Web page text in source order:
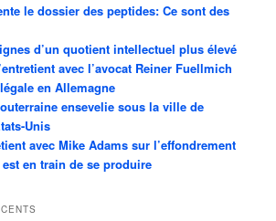
le dossier des peptides: Ce sont des
d’un quotient intellectuel plus élevé
avec l’avocat Reiner Fuellmich
en Allemagne
ensevelie sous la ville de
Unis
avec Mike Adams sur l’effondrement
en train de se produire